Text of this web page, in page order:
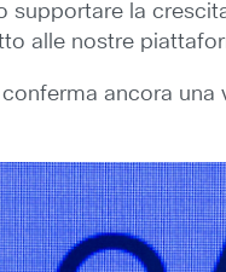
supportare la
alle nostre
conferma ancora